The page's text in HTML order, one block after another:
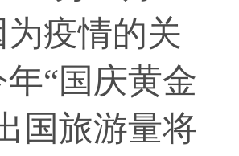
为疫情的关
“国庆黄金
国旅游量将